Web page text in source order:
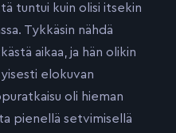
tuntui kuin olisi itsekin
Tykkäsin nähdä
aikaa, ja hän olikin
elokuvan
oli hieman
pienellä setvimisellä